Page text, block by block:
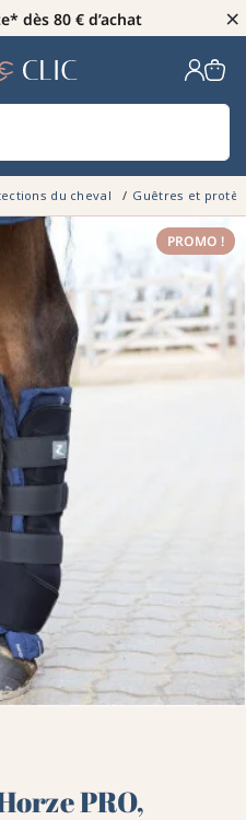
dès 80 € d’achat ×
du cheval Guêtres et
PROMO !
PRO,